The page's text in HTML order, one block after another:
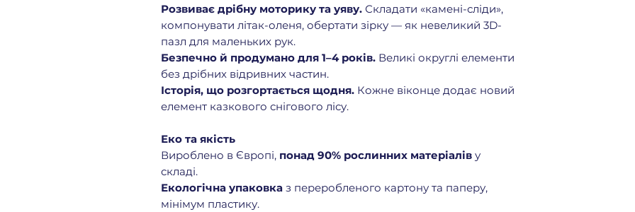
Розвиває дрібну моторику та уяву. Складати «камені-сліди»,
компонувати літак-оленя, обертати зірку — як невеликий 3D-
пазл для маленьких рук.
Безпечно й продумано для 1–4 років. Великі округлі елементи
без дрібних відривних частин.
Історія, що розгортається щодня. Кожне віконце додає новий
елемент казкового снігового лісу.
Еко та якість
Вироблено в Європі, понад 90% рослинних матеріалів у
складі.
Екологічна упаковка з переробленого картону та паперу,
мінімум пластику.